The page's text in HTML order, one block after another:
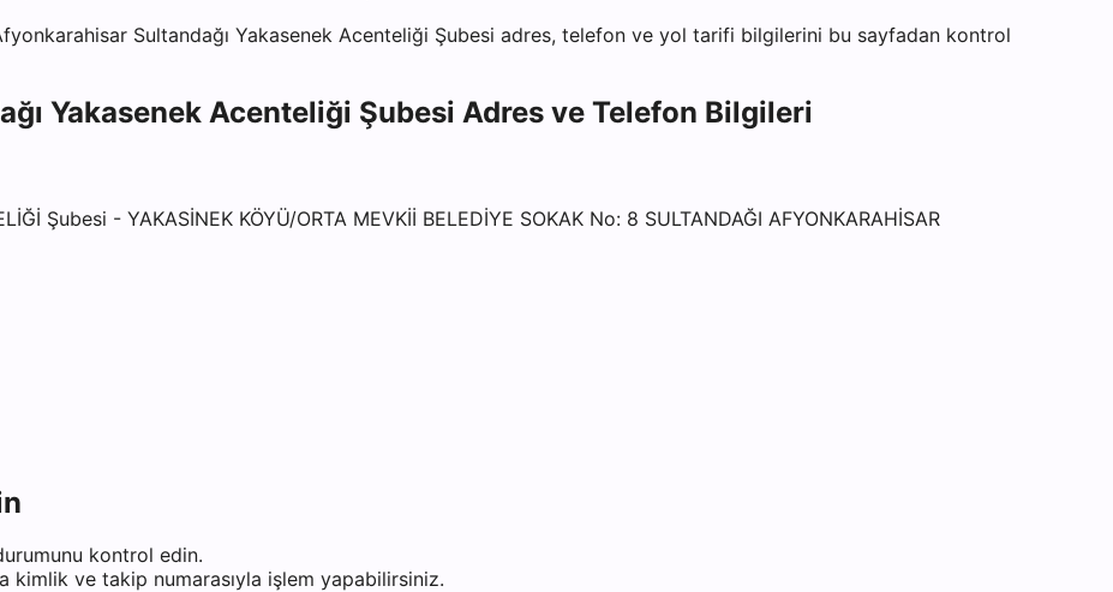
Sultandağı Yakasenek Acenteliği Şubesi adres, telefon ve yol tarifi bilgilerini bu sayfadan kontrol
Yakasenek Acenteliği Şubesi Adres ve Telefon Bilgileri
Şubesi - YAKASİNEK KÖYÜ/ORTA MEVKİİ BELEDİYE SOKAK No: 8 SULTANDAĞI AFYONKARAHİSAR
kontrol edin.
ve takip numarasıyla işlem yapabilirsiniz.